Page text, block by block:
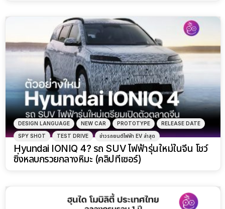
DESIGN LANGUAGE NEW CAR PROTOTYPE RELEASE DATE
SPY SHOT TEST DRIVE ข่าวรถยนต์ไฟฟ้า EV ล่าสุด
Hyundai IONIQ 4? รถ SUV ไฟฟ้ารุ่นใหม่ในจีน โชว์
ซิ่งหลบกรวยกลางหิมะ (คลิปทีเซอร์)